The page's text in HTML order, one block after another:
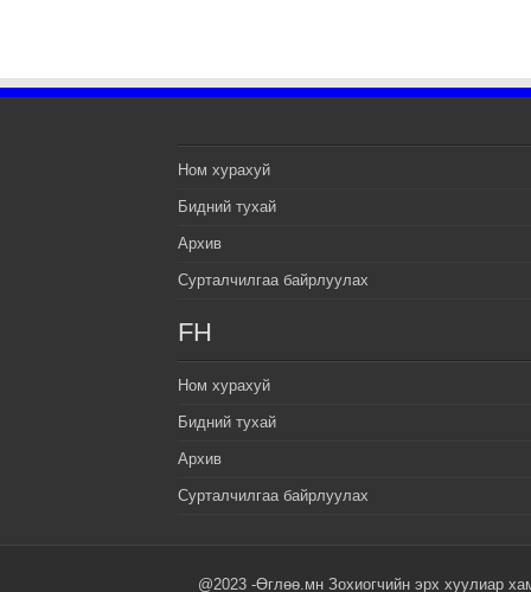
Ном хурахуй
Бидний тухай
Архив
Сурталчилгаа байрлуулах
FH
Ном хурахуй
Бидний тухай
Архив
Сурталчилгаа байрлуулах
@2023 -Өглөө.мн Зохиогчийн эрх хуулиар